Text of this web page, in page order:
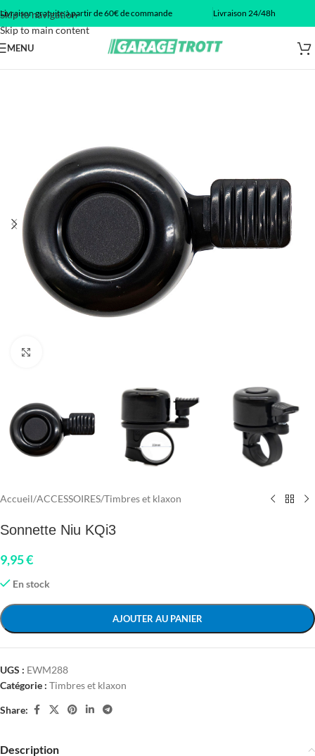
Skip to navigation
Skip to main content
Livraison gratuite à partir de 60€ de commande Livraison 24/48h
MENU
Accueil/ACCESSOIRES/Timbres et klaxon
Sonnette Niu KQi3
9,95€
En stock
AJOUTER AU PANIER
UGS : EWM288
Catégorie : Timbres et klaxon
Share:
Description